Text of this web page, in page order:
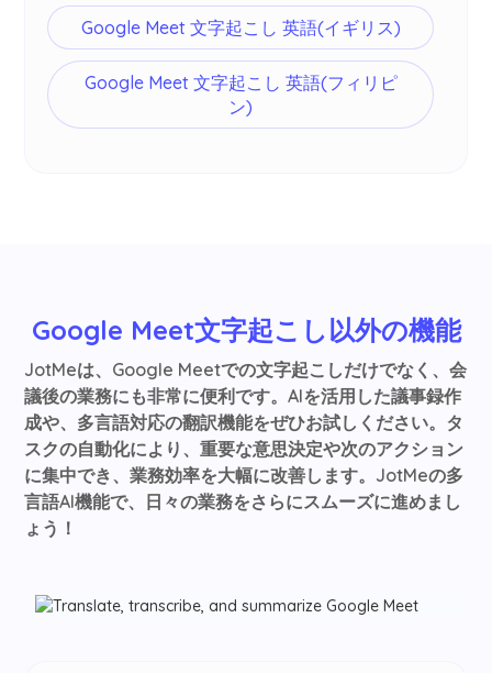
Google Meet 文字起こし 英語(イギリス)
Google Meet 文字起こし 英語(フィリピ
ン)
Google Meet文字起こし以外の機能
JotMeは、Google Meetでの文字起こしだけでなく、会
議後の業務にも非常に便利です。AIを活用した議事録作
成や、多言語対応の翻訳機能をぜひお試しください。タ
スクの自動化により、重要な意思決定や次のアクション
に集中でき、業務効率を大幅に改善します。JotMeの多
言語AI機能で、日々の業務をさらにスムーズに進めまし
ょう！